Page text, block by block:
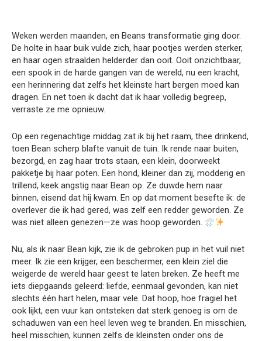
Weken werden maanden, en Beans transformatie ging door.
De holte in haar buik vulde zich, haar pootjes werden sterker,
en haar ogen straalden helderder dan ooit. Ooit onzichtbaar,
een spook in de harde gangen van de wereld, nu een kracht,
een herinnering dat zelfs het kleinste hart bergen moed kan
dragen. En net toen ik dacht dat ik haar volledig begreep,
verraste ze me opnieuw.
Op een regenachtige middag zat ik bij het raam, thee drinkend,
toen Bean scherp blafte vanuit de tuin. Ik rende naar buiten,
bezorgd, en zag haar trots staan, een klein, doorweekt
pakketje bij haar poten. Een hond, kleiner dan zij, modderig en
trillend, keek angstig naar Bean op. Ze duwde hem naar
binnen, eisend dat hij kwam. En op dat moment besefte ik: de
overlever die ik had gered, was zelf een redder geworden. Ze
was niet alleen genezen—ze was hoop geworden.
Nu, als ik naar Bean kijk, zie ik de gebroken pup in het vuil niet
meer. Ik zie een krijger, een beschermer, een klein ziel die
weigerde de wereld haar geest te laten breken. Ze heeft me
iets diepgaands geleerd: liefde, eenmaal gevonden, kan niet
slechts één hart helen, maar vele. Dat hoop, hoe fragiel het
ook lijkt, een vuur kan ontsteken dat sterk genoeg is om de
schaduwen van een heel leven weg te branden. En misschien,
heel misschien, kunnen zelfs de kleinsten onder ons de